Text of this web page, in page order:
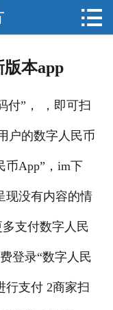

imToken安卓
imtoken官方
im钱包
im下载

本app
付”， ，即可扫
户的数字人民币
币App”，im下
现没有内容的情
支付数字人民
登录“数字人民
行支付 2商家扫